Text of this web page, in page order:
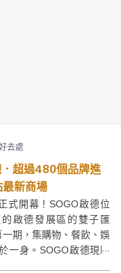
去處
．超過480個品牌進
新商場
式開幕！SOGO啟德位
啟德發展區的雙子匯
期，集購物、餐飲、娛
一身。SOGO啟德現時